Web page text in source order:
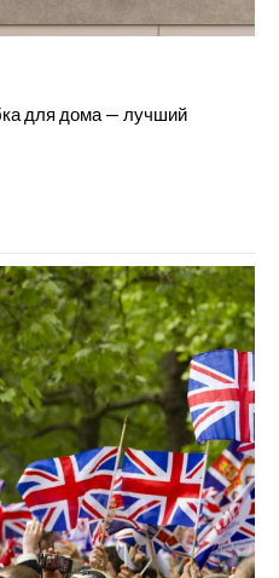
для дома — лучший